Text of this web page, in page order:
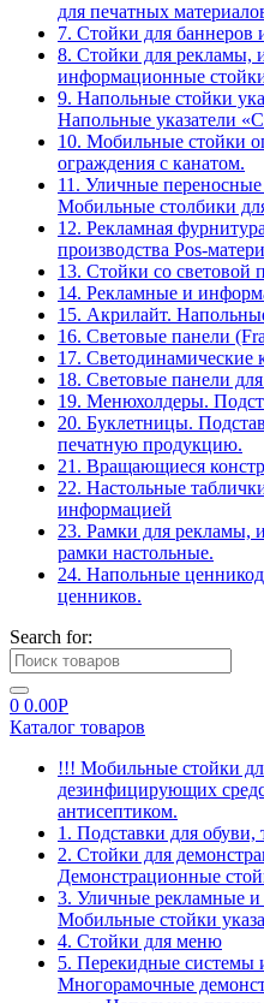
для печатных
7. Стойки для баннеров
8. Стойки для рекламы,
информационные
9. Напольные стойки
Напольные указатели
10. Мобильные стойки
ограждения с канатом.
11. Уличные
Мобильные столбики
12. Рекламная
производства Pos-
13. Стойки со световой
14. Рекламные и
15. Акрилайт.
16. Световые панели
17. Светодинамические
18. Световые панели
19. Менюхолдеры.
20. Буклетницы.
печатную продукцию.
21. Вращающиеся
22. Настольные
информацией
23. Рамки для рекламы,
рамки настольные.
24. Напольные
ценников.
Search for:
0 0.00Р
Каталог товаров
!!! Мобильные стойки
дезинфицирующих
антисептиком.
1. Подставки для обуви,
2. Стойки для
Демонстрационные
3. Уличные рекламные
Мобильные стойки
4. Стойки для меню
5. Перекидные
Многорамочные